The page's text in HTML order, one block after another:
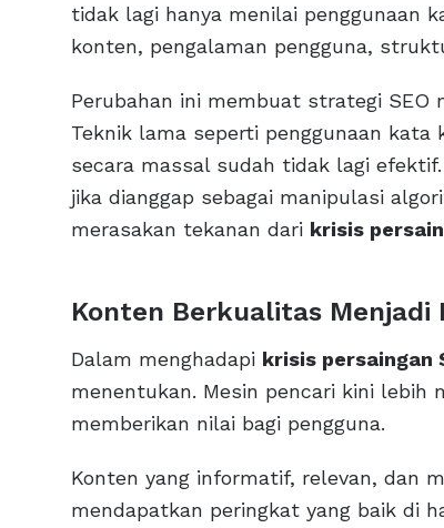
tidak lagi hanya menilai penggunaan
konten, pengalaman pengguna,
Perubahan ini membuat strategi SEO
Teknik lama seperti penggunaan
secara massal sudah tidak lagi
jika dianggap sebagai manipulasi
merasakan tekanan dari krisis
Konten Berkualitas Menjadi
Dalam menghadapi krisis persaingan
menentukan. Mesin pencari kini lebih
memberikan nilai bagi pengguna.
Konten yang informatif, relevan, dan
mendapatkan peringkat yang baik di